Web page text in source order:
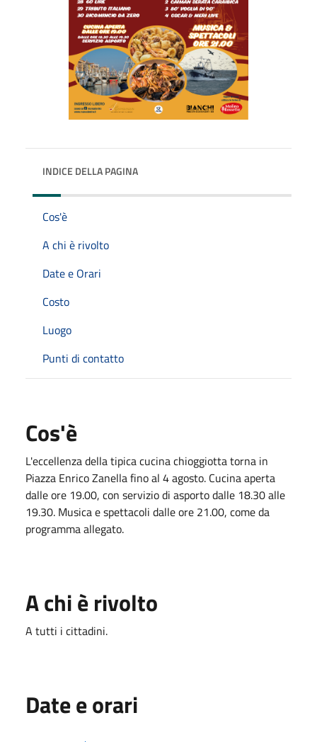
INDICE DELLA PAGINA
Cos'è
A chi è rivolto
Date e Orari
Costo
Luogo
Punti di contatto
Cos'è
L'eccellenza della tipica cucina chioggiotta torna in
Piazza Enrico Zanella fino al 4 agosto. Cucina aperta
dalle ore 19.00, con servizio di asporto dalle 18.30 alle
19.30. Musica e spettacoli dalle ore 21.00, come da
programma allegato.
A chi è rivolto
A tutti i cittadini.
Date e orari